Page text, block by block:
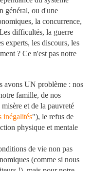
général, ou d'une
la concurrence,
difficultés, la guerre
experts, les discours, les
? Ce n'est pas notre
avons UN problème : nos
famille, de nos
et de la pauvreté
inégalités"), le refus de
physique et mentale
de vie non pas
(comme si nous